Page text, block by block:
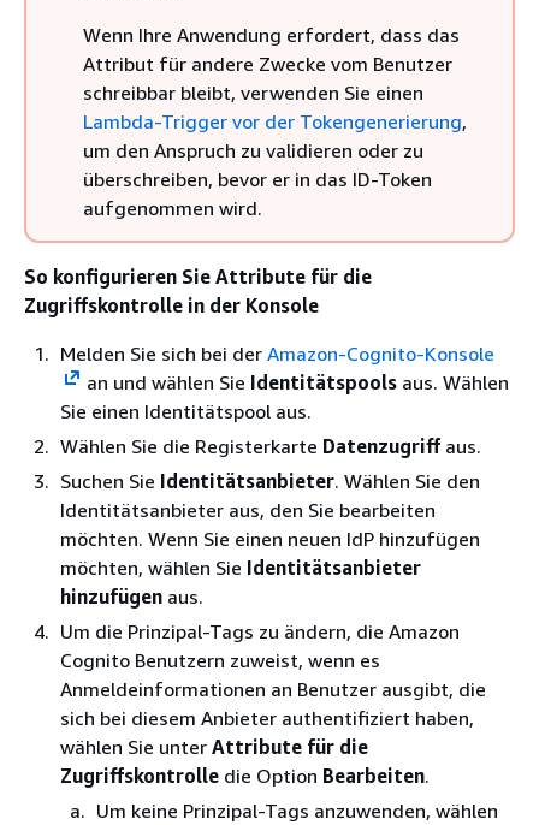
Wenn Ihre Anwendung erfordert, dass das
Attribut für andere Zwecke vom Benutzer
schreibbar bleibt, verwenden Sie einen
Lambda-Trigger vor der Tokengenerierung,
um den Anspruch zu validieren oder zu
überschreiben, bevor er in das ID-Token
aufgenommen wird.
So konfigurieren Sie Attribute für die
Zugriffskontrolle in der Konsole
Melden Sie sich bei der Amazon-Cognito-Konsole
an und wählen Sie Identitätspoolsaus. Wählen
Sie einen Identitätspool aus.
Wählen Sie die Registerkarte Datenzugriff aus.
Suchen Sie Identitätsanbieter. Wählen Sie den
Identitätsanbieter aus, den Sie bearbeiten
möchten. Wenn Sie einen neuen IdP hinzufügen
möchten, wählen Sie Identitätsanbieter
hinzufügen aus.
Um die Prinzipal-Tags zu ändern, die Amazon
Cognito Benutzern zuweist, wenn es
Anmeldeinformationen an Benutzer ausgibt, die
sich bei diesem Anbieter authentifiziert haben,
wählen Sie unter Attribute für die
Zugriffskontrolle die Option Bearbeiten.
Um keine Prinzipal-Tags anzuwenden, wählen